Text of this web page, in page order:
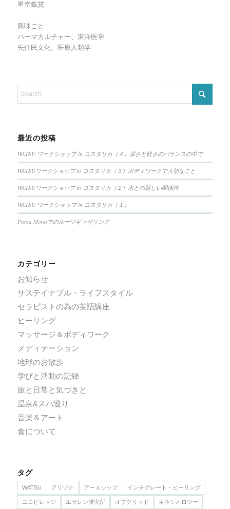
星空鑑賞
興味ごと:
パーマカルチャー、東洋医学
先住民文化、医療人類学
最近の投稿
WATSU ワークショップ in コスタリカ（４）深さと軽さのバランスの中で
WATSUワークショップ in コスタリカ（３）ボディワークで大切なこと
WATSUワークショップ in コスタリカ（２）水との新しい関係性
WATSU ワークショップ in コスタリカ（１）
Punta Monaでのルーツギャザリング
カテゴリー
お知らせ
サステイナブル・ライフスタイル
セラピストの為の英語講座
ヒーリング
マッサージ＆ボディワーク
メディテーション
地球のお散歩
学びと活動の記録
旅と日常と気づきと
温泉&スパ巡り
音楽＆アート
食について
タグ
WATSU アリゾナ アースシップ インテグレート・ヒーリング
エコビレッジ エサレン研究所 オフグリッド キネシオロジー